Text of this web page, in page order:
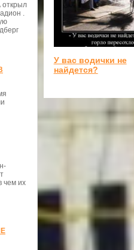
открыл
.
чем их
У вас водички не
найдется?